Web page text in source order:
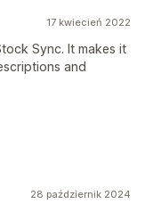
17 kwiecień 2022
Sync. It makes it
and
28 październik 2024